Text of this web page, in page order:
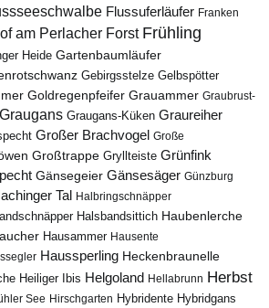
Flussuferläufer Franken
am Perlacher Forst Frühling
Heide Gartenbaumläufer
Gebirgsstelze Gelbspötter
Goldregenpfeifer Grauammer Graubrust-
Graugans Graugans-Küken Graureiher
Großer Brachvogel Große
Großtrappe Gryllteiste Grünfink
Gänsegeier Gänsesäger Günzburg
Tal Halbringschnäpper
Halsbandsittich Haubenlerche
Hausammer Hausente
Haussperling Heckenbraunelle
Heiliger Ibis Helgoland Hellabrunn Herbst
See Hirschgarten Hybridente Hybridgans